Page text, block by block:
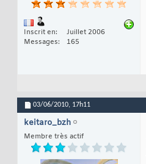
Inscrit en
Juillet 2006
Messages
165
03/06/2010, 17h11
keitaro_bzh
Membre très actif